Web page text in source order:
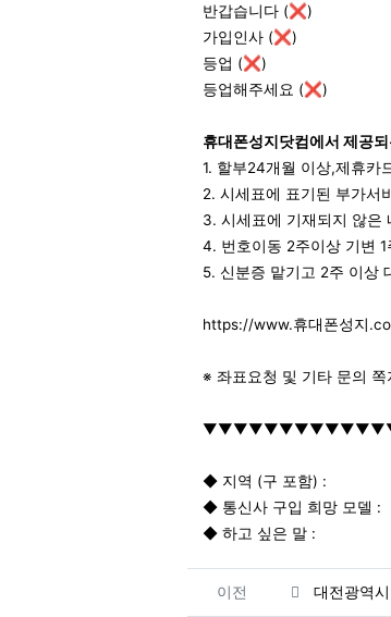
반갑습니다 (❌)
가입인사 (❌)
등업 (❌)
등업해주세요 (❌)
휴대폰성지닷컴에서 제공
1. 할부24개월 이상,제휴카
2. 시세표에 표기된 부가서
3. 시세표에 기재되지 않은
4. 번호이동 2주이상 기변
5. 신분증 맡기고 2주 이상
https://www.휴대폰성지
※ 좌표요청 및 기타 문의
◆ 지역 (구 포함) :
◆ 통신사 구입 희망 모델 :
◆ 하고 싶은 말 :
관련자료
이전 대전광역